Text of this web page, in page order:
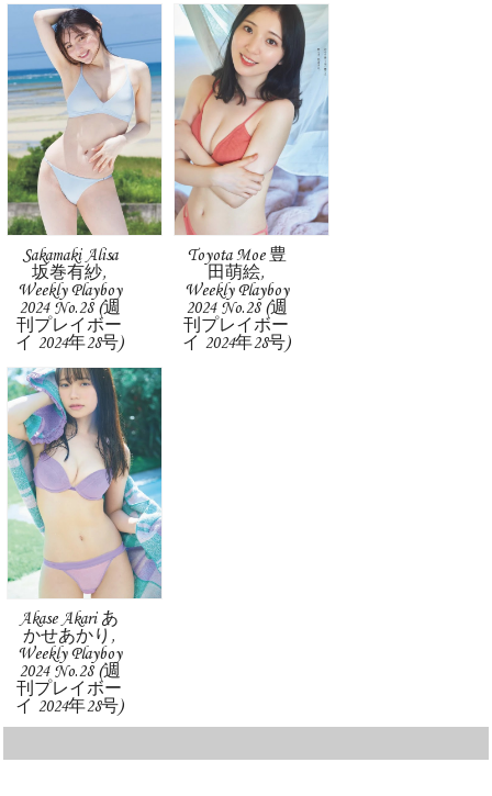
Sakamaki Alisa
坂巻有紗,
Weekly Playboy
2024 No.28 (週
刊プレイボー
イ 2024年28号)
Toyota Moe 豊
田萌絵,
Weekly Playboy
2024 No.28 (週
刊プレイボー
イ 2024年28号)
Akase Akari あ
かせあかり,
Weekly Playboy
2024 No.28 (週
刊プレイボー
イ 2024年28号)